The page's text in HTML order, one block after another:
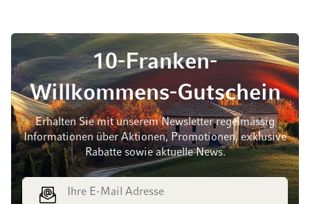
10-Franken-
Willkommens-Gutschein
Erhalten Sie mit unserem Newsletter regelmässig
Informationen über Aktionen, Promotionen, exklusive
Rabatte sowie aktuelle News.
E-Mail Adresse